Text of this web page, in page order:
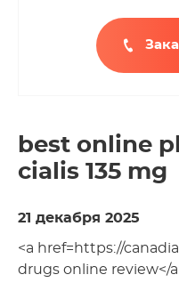
best online
cialis 135 mg
21 декабря 2025
<a href=https://
drugs online review</